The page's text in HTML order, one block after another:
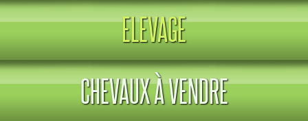
ELEVAGE
CHEVAUX À VENDRE